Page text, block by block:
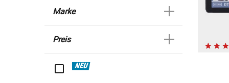
Marke
Preis
NEU